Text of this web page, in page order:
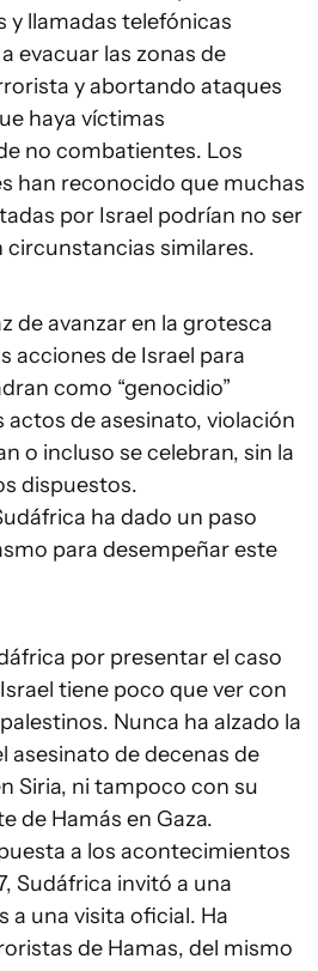
y llamadas telefónicas
evacuar las zonas de
y abortando ataques
haya víctimas
no combatientes. Los
han reconocido que muchas
por Israel podrían no ser
circunstancias similares.
de avanzar en la grotesca
acciones de Israel para
como “genocidio”
de asesinato, violación
o incluso se celebran, sin la
dispuestos.
ha dado un paso
para desempeñar este
por presentar el caso
tiene poco que ver con
Nunca ha alzado la
asesinato de decenas de
Siria, ni tampoco con su
de Hamás en Gaza.
a los acontecimientos
Sudáfrica invitó a una
a una visita oficial. Ha
de Hamas, del mismo